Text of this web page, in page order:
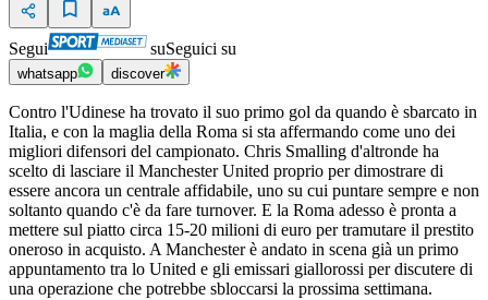
Segui suSeguici su
whatsapp discover
Contro l'Udinese ha trovato il suo primo gol da quando è sbarcato in
Italia, e con la maglia della Roma si sta affermando come uno dei
migliori difensori del campionato. Chris Smalling d'altronde ha
scelto di lasciare il Manchester United proprio per dimostrare di
essere ancora un centrale affidabile, uno su cui puntare sempre e non
soltanto quando c'è da fare turnover. E la Roma adesso è pronta a
mettere sul piatto circa 15-20 milioni di euro per tramutare il prestito
oneroso in acquisto. A Manchester è andato in scena già un primo
appuntamento tra lo United e gli emissari giallorossi per discutere di
una operazione che potrebbe sbloccarsi la prossima settimana.